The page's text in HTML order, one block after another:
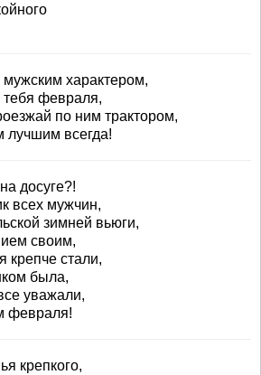
мужским характером,
тебя февраля,
по ним трактором,
лучшим всегда!
досуге?!
всех мужчин,
зимней вьюги,
своим,
крепче стали,
была,
уважали,
февраля!
крепкого,